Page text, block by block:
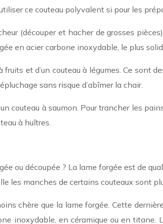
ce couteau polyvalent si pour les
(découper et hacher de grosses
en acier carbone inoxydable, le plus
et d’un couteau à légumes. Ce sont
sans risque d’abîmer la chair.
couteau à saumon. Pour trancher les
à huîtres.
ou découpée ? La lame forgée est de
les manches de certains couteaux sont
chère que la lame forgée. Cette
inoxydable, en céramique ou en titane.